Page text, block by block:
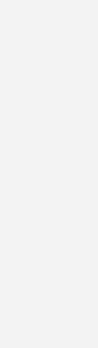
in einer
bereits im
MW bis 2029
Industrie